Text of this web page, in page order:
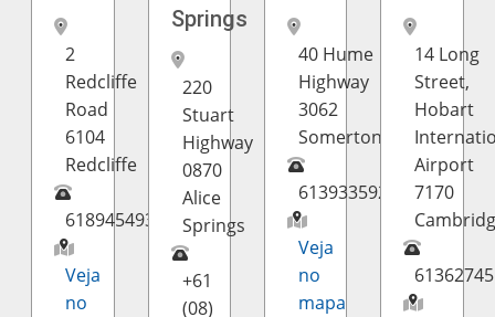
2
Redcliffe
Road
6104
Redcliffe
61894549360
Veja
no
Springs
220
Stuart
Highway
0870
Alice
Springs
+61
(08)
40 Hume
Highway
3062
Somerton
61393359200
Veja
no
mapa
14 Long
Street,
Hobart
Airport
7170